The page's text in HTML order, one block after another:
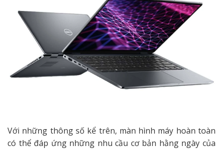
Với những thông số kể trên, màn hình máy hoàn toàn
có thể đáp ứng những nhu cầu cơ bản hằng ngày của